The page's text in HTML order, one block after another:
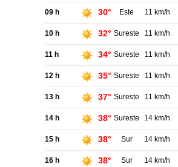
09 h 30° Este 11 km/h
10 h 32° Sureste 11 km/h
11 h 34° Sureste 11 km/h
12 h 35° Sureste 11 km/h
13 h 37° Sureste 11 km/h
14 h 38° Sureste 14 km/h
15 h 38° Sur 14 km/h
16 h 38° Sur 14 km/h